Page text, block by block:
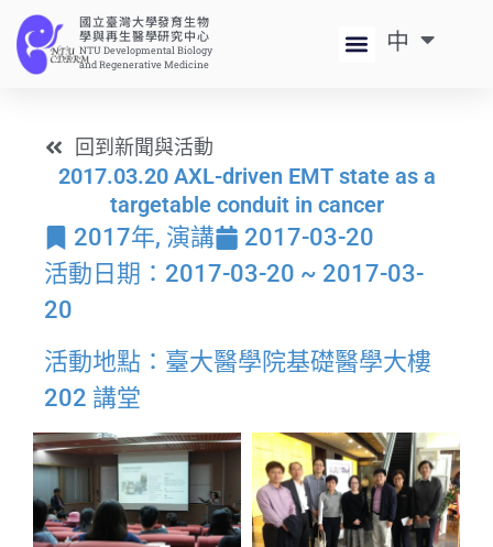
國立臺灣大學發育生物
學與再生醫學研究中心
NTU Developmental Biology
and Regenerative Medicine
中
EN
回到新聞與活動
2017.03.20 AXL-driven EMT state as a
targetable conduit in cancer
2017年, 演講
2017-03-20
活動日期：2017-03-20 ~ 2017-03-
20
活動地點：臺大醫學院基礎醫學大樓
202 講堂